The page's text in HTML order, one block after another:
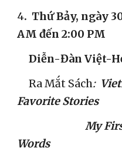
​4. Thứ Bảy, ngày
AM đến 2:00 PM
Diễn-Đàn Việt-
     Ra Mắt Sách
:
Favorite Stories
                             My First Book of Vietnamese
Words